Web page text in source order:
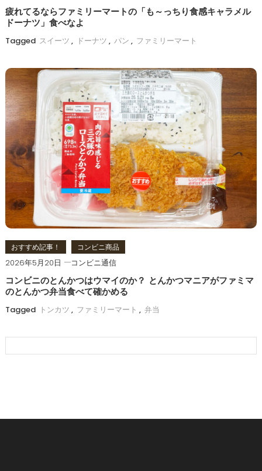
疲れてるならファミリーマートの「も～っちり食感キャラメル
ドーナツ」食べなよ
Tagged スイーツ , ドーナツ , パン , ファミリーマート
おすすめ記事！ コンビニ商品
2026年5月20日 コンビニ通信
コンビニのとんかつはウマイのか？ とんかつマニアがファミマ
のとんかつ弁当食べて確かめる
Tagged トンカツ , ファミリーマート , 弁当